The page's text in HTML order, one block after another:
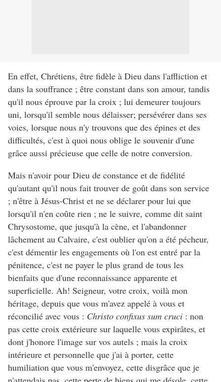
En effet, Chrétiens, être fidèle à Dieu dans l'affliction et
dans la souffrance ; être constant dans son amour, tandis
qu'il nous éprouve par la croix ; lui demeurer toujours
uni, lorsqu'il semble nous délaisser; persévérer dans ses
voies, lorsque nous n'y trouvons que des épines et des
difficultés, c'est à quoi nous oblige le souvenir d'une
grâce aussi précieuse que celle de notre conversion.
Mais n'avoir pour Dieu de constance et de fidélité
qu'autant qu'il nous fait trouver de goût dans son service
; n'être à Jésus-Christ et ne se déclarer pour lui que
lorsqu'il n'en coûte rien ; ne le suivre, comme dit saint
Chrysostome, que jusqu'à la cène, et l'abandonner
lâchement au Calvaire, c'est oublier qu'on a été pécheur,
c'est démentir les engagements où l'on est entré par la
pénitence, c'est ne payer le plus grand de tous les
bienfaits que d'une reconnaissance apparente et
superficielle. Ah! Seigneur, votre croix, voilà mon
héritage, depuis que vous m'avez appelé à vous et
réconcilié avec vous : Christo confixus sum cruci : non
pas cette croix extérieure sur laquelle vous expirâtes, et
dont j'honore l'image sur vos autels ; mais la croix
intérieure et personnelle que j'ai à porter, cette
humiliation que vous m'envoyez, cette disgrâce que je